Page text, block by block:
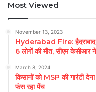
Most Viewed
November 13, 2023
Hyderabad Fire: हैदराबाद
6 लोगों की मौत, सीएम केसीआर
March 8, 2024
किसानों को MSP की गारंटी
फंस रहा पेंच